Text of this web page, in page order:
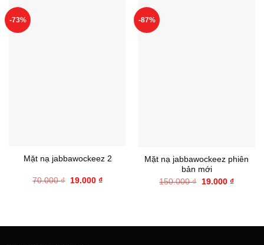
-73%
Mặt nạ jabbawockeez 2
70.000₫
Giá
19.000 ₫Giá
-87%
Mặt nạ jabbawockeez phiên
bản mới
150.000₫
Giá
19.000 ₫Giá